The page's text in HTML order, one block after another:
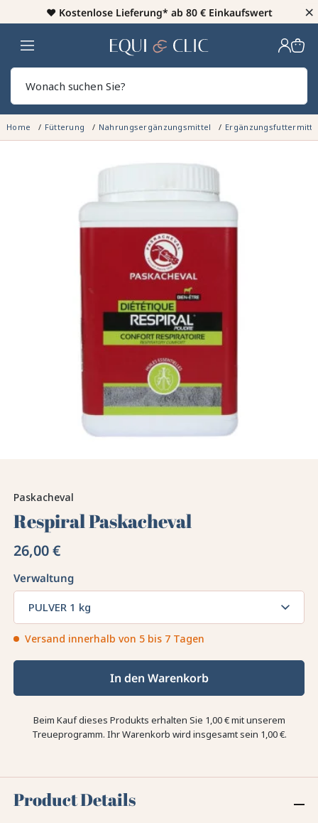
♥️ Kostenlose Lieferung* ab 80 € Einkaufswert ×
Heim
Home Fütterung Nahrungsergänzungsmittel
Paskacheval
Respiral Paskacheval
26,00 €
Verwaltung
PULVER 1 kg
Versand innerhalb von 5 bis 7 Tagen
In den Warenkorb
Beim Kauf dieses Produkts erhalten Sie 1,00 €mit unserem
Treueprogramm. Ihr Warenkorb wird insgesamt sein 1,00 €.
Product Details